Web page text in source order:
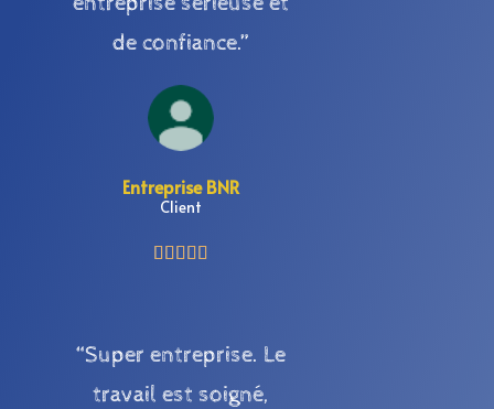
de confiance.”
Entreprise BNR
Client
    
“Super entreprise. Le
travail est soigné,